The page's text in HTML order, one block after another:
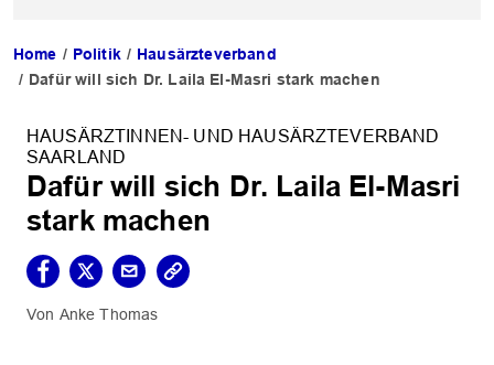
Home Politik
Hausärzteverband
Dafür will sich Dr. Laila El-Masri stark machen
HAUSÄRZTINNEN- UND HAUSÄRZTEVERBAND
SAARLAND
Dafür will sich Dr. Laila El-Masri
stark machen
Anke Thomas